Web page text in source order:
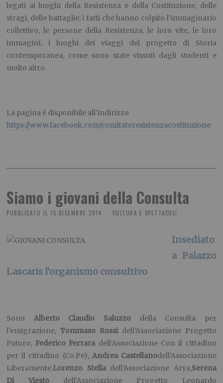
legati ai luoghi della Resistenza e della Costituzione, delle
stragi, delle battaglie; i fatti che hanno colpito l’immaginario
collettivo, le persone della Resistenza, le loro vite, le loro
immagini; i luoghi dei viaggi del progetto di Storia
contemporanea, come sono state vissuti dagli studenti e
molto altro.
La pagina è disponibile all’indirizzo
https://www.facebook.com/comitatoresistenzacostituzione
Siamo i giovani della Consulta
PUBBLICATO IL 15 DICEMBRE 2014 CULTURA E SPETTACOLI
Insediato
a Palazzo
Lascaris l’organismo consultivo
Sono Alberto Claudio Saluzzo della Consulta per
l’emigrazione,Tommaso Rossidell’Associazione Progetto
Futuro, Federico Ferrara dell’Associazione Con il cittadino
per il cittadino (Co.Pe), Andrea Castellanodell’Associazione
Liberamente,Lorenzo Stelladell’Associazione Arya,Serena
Di Viestodell’Associazione Progetto Leonardo